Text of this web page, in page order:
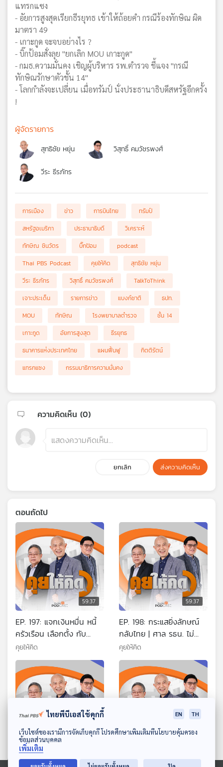
ดาวน์โหลด Thai PBS Podcast Application
แทรกแซง
- อัยการสูงสุดเรียกธีรยุทธ เข้าให้ถ้อยคำ กรณีร้องทักษิณ ผิด
มาตรา 49
- เกาะกูด จะจบอย่างไร ?
- บิ๊กป้อมสั่งลุย "ยกเลิก MOU เกาะกูด"
- กมธ.ความมั่นคง เชิญผู้บริหาร รพ.ตำรวจ ชี้แจง "กรณี
ทักษิณรักษาตัวชั้น 14"
- โลกกำลังจะเปลี่ยน เมื่อทรัมป์ นั่งประธานาธิบดีสหรัฐอีกครั้ง
!
ผู้จัดรายการ
สุทธิชัย หยุ่น วิสุทธิ์ คมวัชรพงศ์
วีระ ธีรภัทร
การเมือง ข่าว การบินไทย
ทรัมป์
สหรัฐอเมริกา
ประธานาธิบดี
วิเคราะห์
ทักษิณ ชินวัตร
บิ๊กป้อม
podcast
Thai PBS Podcast
คุยให้คิด
สุทธิชัย หยุ่น
วีระ ธีรภัทร
วิสุทธิ์ คมวัชรพงศ์
TalkToThink
เจาะประเด็น
รายการข่าว แบงก์ชาติ
ธปท.
MOU
ทักษิณ โรงพยาบาลตำรวจ
ชั้น 14
เกาะกูด
อัยการสูงสุด
ธีรยุทธ
ธนาคารแห่่งประเทศไทย
แผนฟื้นฟู
กิตติรัตน์
แทรกแซง
กรรมมาธิการความมั่นคง
ความคิดเห็น (0)
ยกเลิก ส่งความคิดเห็น
ตอนถัดไป
59:37
EP. 197: แจกเงินหมื่น หนี้
ครัวเรือน เลือกตั้ง กับ
ทักษิณ | ศึกที่ดินเขากระโดง
| จับตา 4 ประเด็นใหญ่
คุยให้คิด
59:37
EP. 198: กระแสยิ่งลักษณ์
กลับไทย | ศาล รธน. ไม่
รับคำร้องทักษิณ | วิจารณ์
แบงก์ชาติไม่ควรเป็นอิสระ
คุยให้คิด
59:37
EP. 199: ภัยธรรมชาติที่แก้
EP. 200: นายกอิ๊งยันไม่ได้
ไทยพีบีเอสใช้คุกกี้ EN TH
เว็บไซต์ของเรามีการจัดเก็บคุกกี้ โปรดศึกษาเพิ่มเติมที่นโยบายคุ้มครอง
ข้อมูลส่วนบุคคล
เพิ่มเติม